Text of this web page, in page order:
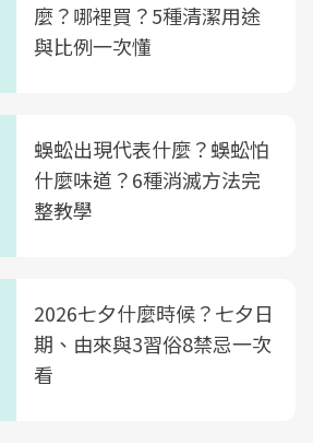
麼？哪裡買？5種清潔用途
與比例一次懂
蜈蚣出現代表什麼？蜈蚣怕
什麼味道？6種消滅方法完
整教學
2026七夕什麼時候？七夕日
期、由來與3習俗8禁忌一次
看